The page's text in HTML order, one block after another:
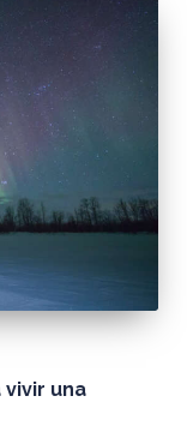
una